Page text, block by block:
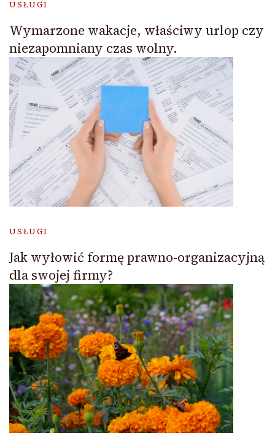
USŁUGI
Wymarzone wakacje, właściwy urlop czy
niezapomniany czas wolny.
USŁUGI
Jak wyłowić formę prawno-organizacyjną
dla swojej firmy?